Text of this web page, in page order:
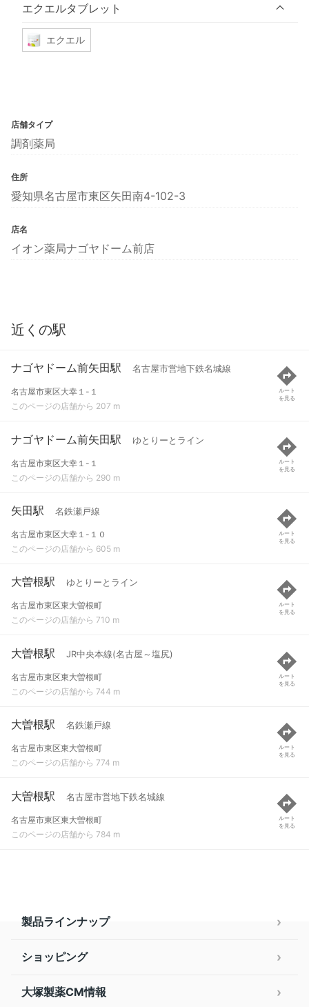
エクエルタブレット
エクエル
店舗タイプ
調剤薬局
住所
愛知県名古屋市東区矢田南4-102-3
店名
イオン薬局ナゴヤドーム前店
近くの駅
ナゴヤドーム前矢田駅 名古屋市営地下鉄名城線
名古屋市東区大幸１-１
このページの店舗から 207 m
ルート
を見る
ナゴヤドーム前矢田駅 ゆとりーとライン
名古屋市東区大幸１-１
このページの店舗から 290 m
ルート
を見る
矢田駅 名鉄瀬戸線
名古屋市東区大幸１-１０
このページの店舗から 605 m
ルート
を見る
大曽根駅 ゆとりーとライン
名古屋市東区東大曽根町
このページの店舗から 710 m
ルート
を見る
大曽根駅 JR中央本線(名古屋～塩尻)
名古屋市東区東大曽根町
このページの店舗から 744 m
ルート
を見る
大曽根駅 名鉄瀬戸線
名古屋市東区東大曽根町
このページの店舗から 774 m
ルート
を見る
大曽根駅 名古屋市営地下鉄名城線
名古屋市東区東大曽根町
このページの店舗から 784 m
ルート
を見る
製品ラインナップ
ショッピング
大塚製薬CM情報